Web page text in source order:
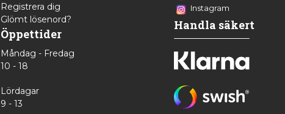
Registrera dig
Glömt lösenord?
Öppettider
Måndag - Fredag
10 - 18
Lördagar
9 - 13
Instagram
Handla säkert